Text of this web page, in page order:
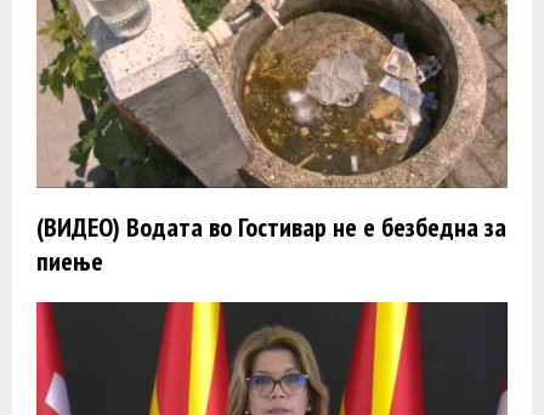
(ВИДЕО) Водата во Гостивар не е безбедна за
пиење